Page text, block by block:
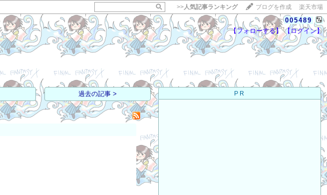
>>人気記事ランキング ブログを作成 楽天市場
15記事にいいね！で1ポイント
10秒滞在
いいね! --/--
005489
【フォローする】 【ログイン】
過去の記事 > PR